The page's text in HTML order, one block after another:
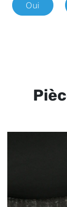
Oui